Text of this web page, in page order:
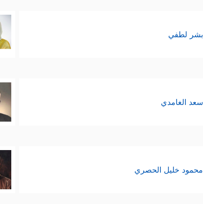
بشر لطفي
سعد الغامدي
محمود خليل الحصري